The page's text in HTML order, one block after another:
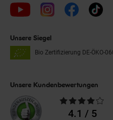
Unsere Siegel
Bio Zertifizierung DE-ÖKO-
Unsere Kundenbewertungen
Durchschnittliche
Bewertungen4.1 / 5